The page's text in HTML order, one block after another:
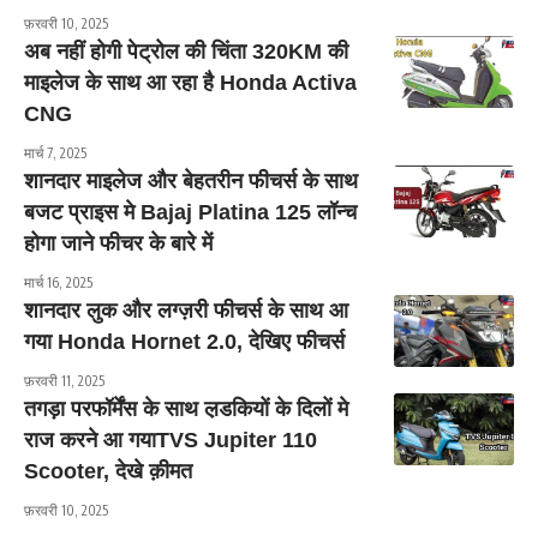
फ़रवरी 10, 2025
अब नहीं होगी पेट्रोल की चिंता 320KM की
माइलेज के साथ आ रहा है Honda Activa
CNG
मार्च 7, 2025
शानदार माइलेज और बेहतरीन फीचर्स के साथ
बजट प्राइस मे Bajaj Platina 125 लॉन्च
होगा जाने फीचर के बारे में
मार्च 16, 2025
शानदार लुक और लग्ज़री फीचर्स के साथ आ
गया Honda Hornet 2.0, देखिए फीचर्स
फ़रवरी 11, 2025
तगड़ा परफॉर्मेंस के साथ ल़डकियों के दिलों मे
राज करने आ गयाTVS Jupiter 110
Scooter, देखे क़ीमत
फ़रवरी 10, 2025